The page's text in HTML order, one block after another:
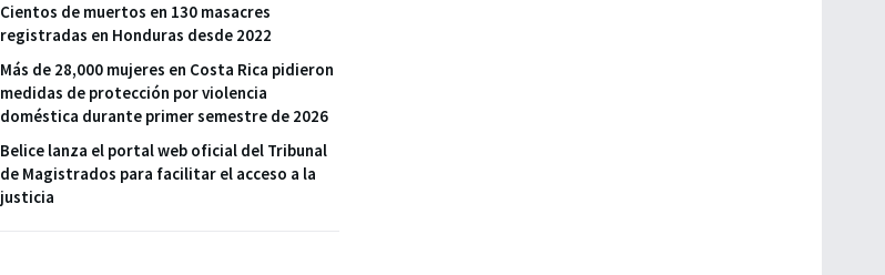
Cientos de muertos en 130 masacres
registradas en Honduras desde 2022
Más de 28,000 mujeres en Costa Rica pidieron
medidas de protección por violencia
doméstica durante primer semestre de 2026
Belice lanza el portal web oficial del Tribunal
de Magistrados para facilitar el acceso a la
justicia